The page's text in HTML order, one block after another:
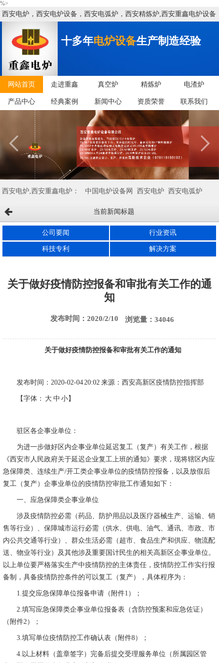
%>
西安电炉，西安电炉设备，西安电弧炉，西安精炼炉,西安重鑫电炉设备
有限公司
十多年电炉设备生产制造经验
网站首页 走进重鑫 真空炉 精炼炉 电渣炉
产品中心 经典案例 新闻中心 资质荣誉 联系我们
西安电炉,西安重鑫电炉： 中国电炉设备网 西安电炉 西安电弧炉
西安矿热炉 西安电炉设备
西安刚玉炉
当前新闻标题
公司要闻 行业资讯
科技专利 解决方案
关于做好疫情防控报备和审批有关工作的通
知
发布时间：2020/2/10 浏览量：34046
关于做好疫情防控报备和审批有关工作的通知
发布时间： 2020-02-04 20:02 来源：西安高新区疫情防控指挥部
【字体： 大 中 小】
驻区各企事业单位：
为进一步做好区内企事业单位延迟复工（复产）有关工作，根据
《西安市人民政府关于延迟企业复工上班的通知》要求，现将辖区内应
急保障类、连续生产/开工类企事业单位的疫情防控报备，以及放假后
复工（复产）企事业单位的疫情防控审批工作通知如下：
一、应急保障类企事业单位
涉及疫情防控必需（药品、防护用品以及医疗器械生产、运输、销
售等行业）、保障城市运行必需（供水、供电、油气、通讯、市政、市
内公共交通等行业）、群众生活必需（超市、食品生产和供应、物流配
送、物业等行业）及其他涉及重要国计民生的相关高新区企事业单位。
以上单位要严格落实生产中疫情防控的主体责任，疫情防控工作实行报
备制，具备疫情防控条件的可以复工（复产），具体程序为：
1. 提交应急保障单位报备申请（附件1 ）；
2. 填写应急保障类企事业单位报备表（含防控预案和应急佐证）
（附件2 ）；
3. 填写单位疫情防控工作确认表（附件8）；
4. 以上材料（盖章签字）完备后提交受理服务单位（所属园区管